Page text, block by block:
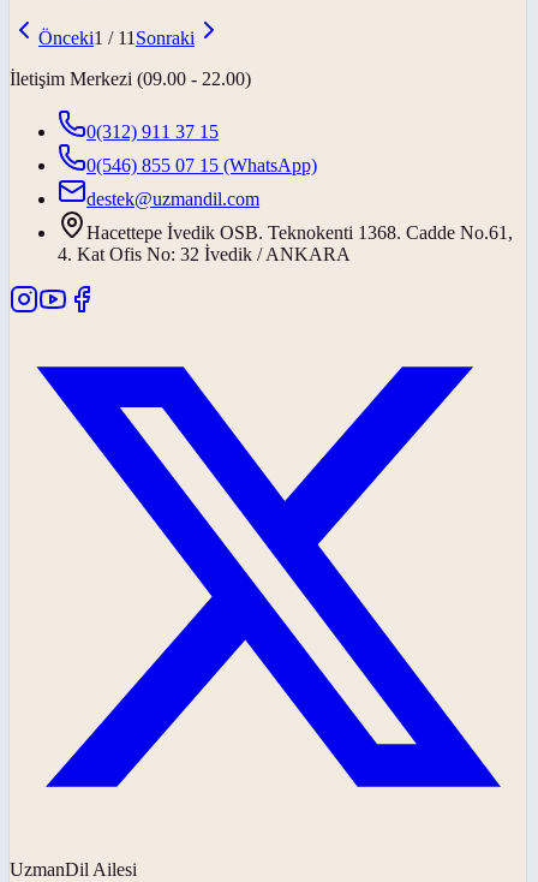
Önceki1 / 11 Sonraki
İletişim Merkezi (09.00 - 22.00)
0(312) 911 37 15
0(546) 855 07 15 (WhatsApp)
destek@uzmandil.com
Hacettepe İvedik OSB. Teknokenti 1368. Cadde No.61,
4. Kat Ofis No: 32 İvedik / ANKARA
UzmanDil Ailesi